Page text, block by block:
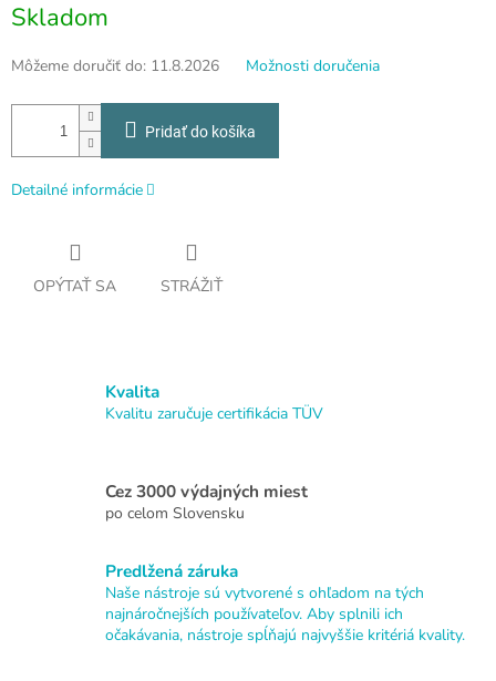
cena:
Skladom
Môžeme doručiť do: 11.8.2026 Možnosti doručenia
Pridať do košíka
Detailné informácie
OPÝTAŤ SA STRÁŽIŤ
Kvalita
Kvalitu zaručuje certifikácia TÜV
Cez 3000 výdajných miest
po celom Slovensku
Predlžená záruka
Naše nástroje sú vytvorené s ohľadom na tých
najnáročnejších používateľov. Aby splnili ich
očakávania, nástroje spĺňajú najvyššie kritériá kvality.